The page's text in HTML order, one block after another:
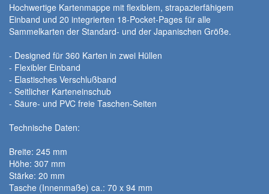
Hochwertige Kartenmappe mit flexiblem, strapazierfähigem
Einband und 20 integrierten 18-Pocket-Pages für alle
Sammelkarten der Standard- und der Japanischen Größe.
- Designed für 360 Karten in zwei Hüllen
- Flexibler Einband
- Elastisches Verschlußband
- Seitlicher Karteneinschub
- Säure- und PVC freie Taschen-Seiten
Technische Daten:
Breite: 245 mm
Höhe: 307 mm
Stärke: 20 mm
Tasche (Innenmaße) ca.: 70 x 94 mm